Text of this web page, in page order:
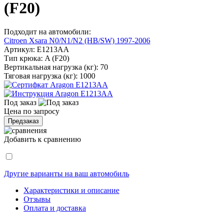
(F20)
Подходит на автомобили:
Citroen Xsara N0/N1/N2 (HB/SW) 1997-2006
Артикул: E1213AA
Тип крюка: A (F20)
Вертикальная нагрузка (кг): 70
Тяговая нагрузка (кг): 1000
Под заказ
Цена по запросу
Предзаказ
Добавить к сравнению
Другие варианты на ваш автомобиль
Характеристики и описание
Отзывы
Оплата и доставка